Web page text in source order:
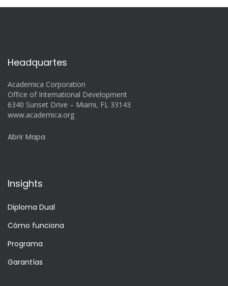
Headquartes
Academica Corporation
Office of International Development
6340 Sunset Drive – Miami, FL 33143
www.academica.org
Abrir Mapa
Insights
Diploma Dual
Cómo funciona
Programa
Garantías